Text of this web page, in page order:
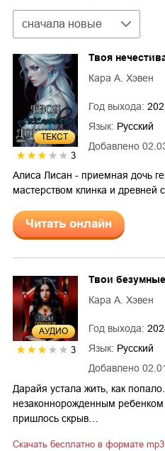
Сортировка
сначала новые
ТЕКСТ
3
Добавлено
Твоя
Кара А. Хэвен
Год выхода:
Язык: Русский
Алиса Лисан - приемная дочь
мастерством клинка и древней
Читать онлайн
AУДИО
3
Добавлено
Твои
Кара А. Хэвен
Год выхода:
Язык: Русский
Дарайя устала жить, как
незаконнорожденным
пришлось скрыв…
Скачать бесплатно в формате